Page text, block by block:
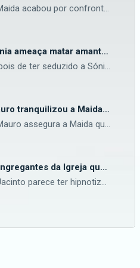
A Maida acabou por confrontar a realidade, quando a polícia lhe fez uma visita de surpresa em casa para lhe entregar um mandado de captura na presença do seu marido Mauro. — Aceda o nosso site oficial aqui: https://bit.ly/maninguemagic Acompanha o melhor do entretenimento Moçambicano na TV no Maningue Magic DStv Canal 503 ou GOtv Max Canal 8. Da um gosto e nos acompanha na nossa página do Facebook: https://www.facebook.com/ManingueMagic Nos segue no Twitter: https://twitter.com/ManingueMagic, no Instagram: https://www.instagram.com/maninguemagic/ e no TikTok: https://www.tiktok.com/@maninguemagic_official para não perderes as novidades do teu canal favorito.
Sónia ameaça matar amante do Lucas – Maida
Depois de ter seduzido a Sónia, o Lucas começou a meter-se com a enfermeira Katia. Agora a Sónia descobriu e perdeu a cabeça, raptou a enfermeira e ameaçou matá-la. Problema! — Aceda o nosso site oficial aqui: https://bit.ly/maninguemagic Acompanha o melhor do entretenimento Moçambicano na TV no Maningue Magic DStv Canal 503 ou GOtv Max Canal 8. Da um gosto e nos acompanha na nossa página do Facebook: https://www.facebook.com/ManingueMagic Nos segue no Twitter: https://twitter.com/ManingueMagic, no Instagram: https://www.instagram.com/maninguemagic/ e no TikTok: https://www.tiktok.com/@maninguemagic_official para não perderes as novidades do teu canal favorito.
Mauro tranquilizou a Maida – Maida
O Mauro assegura a Maida que o tribunal lhes garantiu que não pode haver uma detenção imediata. — Aceda o nosso site oficial aqui: https://bit.ly/maninguemagic Acompanha o melhor do entretenimento Moçambicano na TV no Maningue Magic DStv Canal 503 ou GOtv Max Canal 8. Da um gosto e nos acompanha na nossa página do Facebook: https://www.facebook.com/ManingueMagic Nos segue no Twitter: https://twitter.com/ManingueMagic, no Instagram: https://www.instagram.com/maninguemagic/ e no TikTok: https://www.tiktok.com/@maninguemagic_official para não perderes as novidades do teu canal favorito.
Congregantes da Igreja querem incendiar a lavandaria – Maida
O Jacinto parece ter hipnotizado os seus congregantes, e estes em protesto querem incendiar a lavandaria, Mai wash. — Aceda o nosso site oficial aqui: https://bit.ly/maninguemagic Acompanha o melhor do entretenimento Moçambicano na TV no Maningue Magic DStv Canal 503 ou GOtv Max Canal 8. Da um gosto e nos acompanha na nossa página do Facebook: https://www.facebook.com/ManingueMagic Nos segue no Twitter: https://twitter.com/ManingueMagic, no Instagram: https://www.instagram.com/maninguemagic/ e no TikTok: https://www.tiktok.com/@maninguemagic_official para não perderes as novidades do teu canal favorito.
Lucas e Mauro envolvidos em luta violenta – Maida